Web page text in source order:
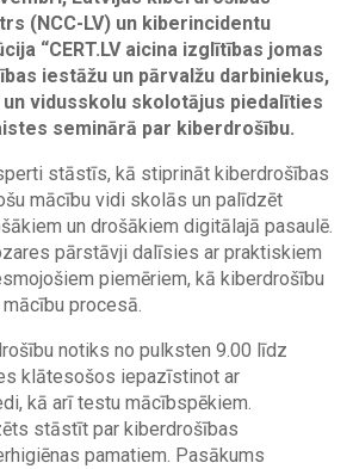
(NCC-LV) un kiberincidentu
“CERT.LV aicina izglītības jomas
iestāžu un pārvalžu darbiniekus,
vidusskolu skolotājus piedalīties
seminārā par kiberdrošību.
stāstīs, kā stiprināt kiberdrošības
mācību vidi skolās un palīdzēt
un drošākiem digitālajā pasaulē.
pārstāvji dalīsies ar praktiskiem
piemēriem, kā kiberdrošību
procesā.
notiks no pulksten 9.00 līdz
klātesošos iepazīstinot ar
kā arī testu mācībspēkiem.
stāstīt par kiberdrošības
pamatiem. Pasākums